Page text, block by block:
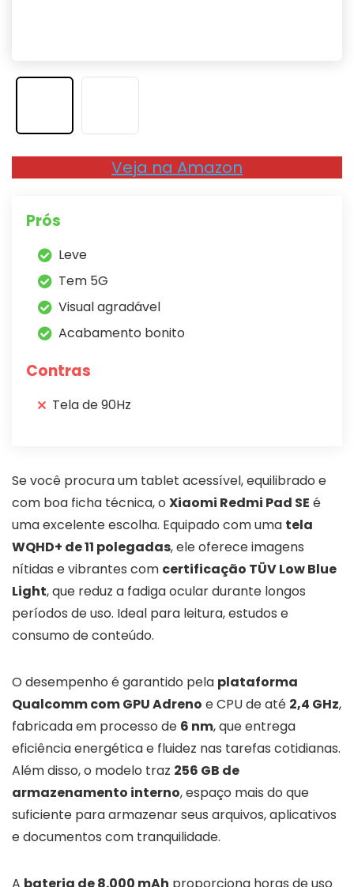
Veja na Amazon
Prós
Leve
Tem 5G
Visual agradável
Acabamento bonito
Contras
Tela de 90Hz
Se você procura um tablet acessível, equilibrado e
com boa ficha técnica, o Xiaomi Redmi Pad SE é
uma excelente escolha. Equipado com uma tela
WQHD+ de 11 polegadas, ele oferece imagens
nítidas e vibrantes com certificação TÜV Low Blue
Light, que reduz a fadiga ocular durante longos
períodos de uso. Ideal para leitura, estudos e
consumo de conteúdo.
O desempenho é garantido pela plataforma
Qualcomm com GPU Adreno e CPU de até 2,4 GHz,
fabricada em processo de 6 nm, que entrega
eficiência energética e fluidez nas tarefas cotidianas.
Além disso, o modelo traz 256 GB de
armazenamento interno, espaço mais do que
suficiente para armazenar seus arquivos, aplicativos
e documentos com tranquilidade.
A bateria de 8.000 mAh proporciona horas de uso